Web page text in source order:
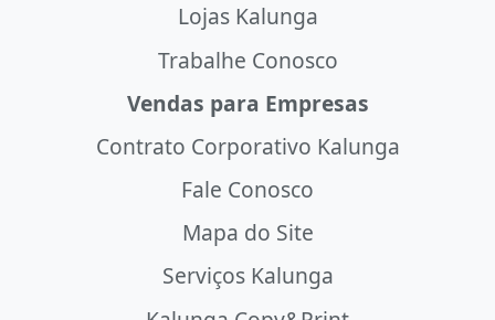
Lojas Kalunga
Trabalhe Conosco
Vendas para Empresas
Contrato Corporativo Kalunga
Fale Conosco
Mapa do Site
Serviços Kalunga